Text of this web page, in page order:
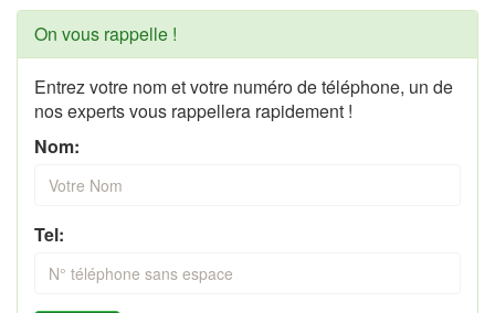
On vous rappelle !
Entrez votre nom et votre numéro de téléphone, un de
nos experts vous rappellera rapidement !
Nom:
Tel: